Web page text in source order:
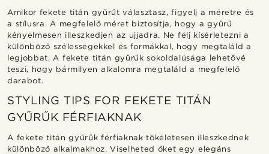
Amikor fekete titán gyűrűt választasz, figyelj a méretre és
a stílusra. A megfelelő méret biztosítja, hogy a gyűrű
kényelmesen illeszkedjen az ujjadra. Ne félj kísérletezni a
különböző szélességekkel és formákkal, hogy megtaláld a
legjobbat. A fekete titán gyűrűk sokoldalúsága lehetővé
teszi, hogy bármilyen alkalomra megtaláld a megfelelő
darabot.
STYLING TIPS FOR FEKETE TITÁN
GYŰRŰK FÉRFIAKNAK
A fekete titán gyűrűk férfiaknak tökéletesen illeszkednek
különböző alkalmakhoz. Viselheted őket egy elegáns